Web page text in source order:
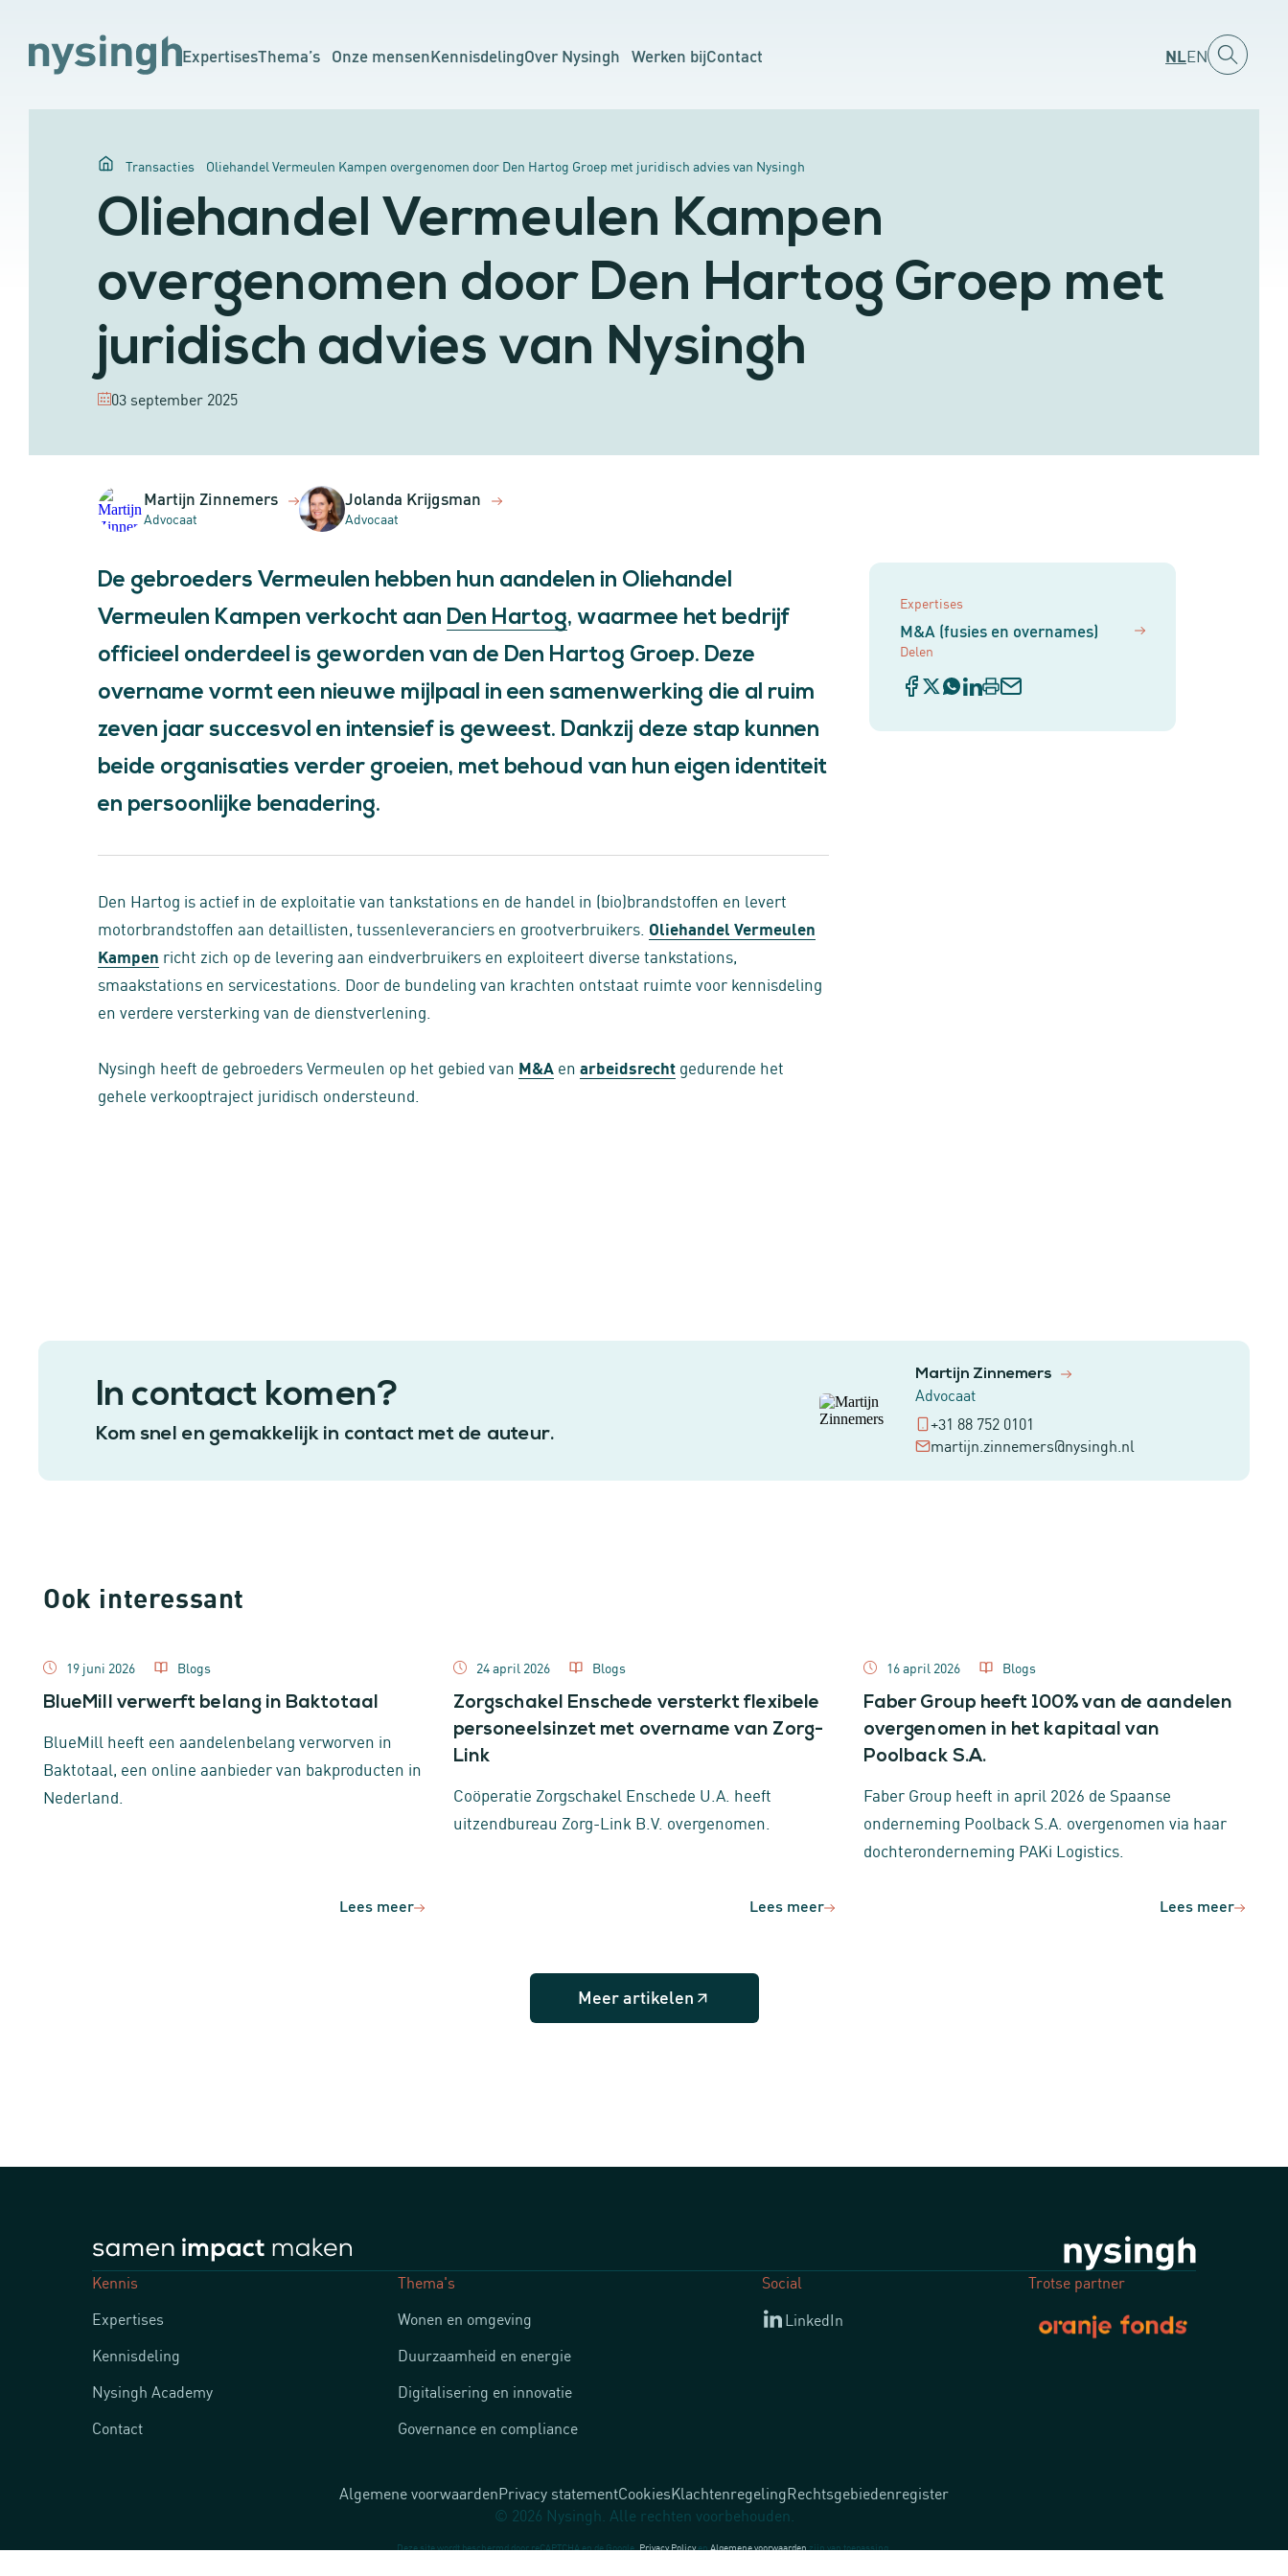
ExpertisesThema’s Onze mensenKennisdelingOver Nysingh Werken bijContact NLEN
Transacties Oliehandel Vermeulen Kampen overgenomen door Den Hartog Groep met juridisch advies van Nysingh
Oliehandel Vermeulen Kampen
overgenomen door Den Hartog Groep met
juridisch advies van Nysingh
03 september 2025
Martijn Zinnemers
Advocaat
Jolanda Krijgsman
Advocaat
De gebroeders Vermeulen hebben hun aandelen in Oliehandel
Vermeulen Kampen verkocht aan Den Hartog, waarmee het bedrijf
officieel onderdeel is geworden van de Den Hartog Groep. Deze
overname vormt een nieuwe mijlpaal in een samenwerking die al ruim
zeven jaar succesvol en intensief is geweest. Dankzij deze stap kunnen
beide organisaties verder groeien, met behoud van hun eigen identiteit
en persoonlijke benadering.
Den Hartog is actief in de exploitatie van tankstations en de handel in (bio)brandstoffen en levert
motorbrandstoffen aan detaillisten, tussenleveranciers en grootverbruikers. Oliehandel Vermeulen
Kampen richt zich op de levering aan eindverbruikers en exploiteert diverse tankstations,
smaakstations en servicestations. Door de bundeling van krachten ontstaat ruimte voor kennisdeling
en verdere versterking van de dienstverlening.
Nysingh heeft de gebroeders Vermeulen op het gebied van M&A en arbeidsrecht gedurende het
gehele verkooptraject juridisch ondersteund.
Expertises
M&A (fusies en overnames)
Delen
In contact komen?
Kom snel en gemakkelijk in contact met de auteur.
Martijn Zinnemers
Advocaat
+31 88 752 0101
martijn.zinnemers@nysingh.nl
Ook interessant
19 juni 2026
Blogs
BlueMill verwerft belang in Baktotaal
BlueMill heeft een aandelenbelang verworven in
Baktotaal, een online aanbieder van bakproducten in
Nederland.
Lees meer
24 april 2026
Blogs
Zorgschakel Enschede versterkt flexibele
personeelsinzet met overname van Zorg-
Link
Coöperatie Zorgschakel Enschede U.A. heeft
uitzendbureau Zorg-Link B.V. overgenomen.
Lees meer
16 april 2026
Blogs
Faber Group heeft 100% van de aandelen
overgenomen in het kapitaal van
Poolback S.A.
Faber Group heeft in april 2026 de Spaanse
onderneming Poolback S.A. overgenomen via haar
dochteronderneming PAKi Logistics.
Lees meer
Meer artikelen
Kennis
Expertises
Kennisdeling
Nysingh Academy
Contact
Thema's
Wonen en omgeving
Duurzaamheid en energie
Digitalisering en innovatie
Governance en compliance
Social
LinkedIn
Trotse partner
Algemene voorwaardenPrivacy statementCookiesKlachtenregelingRechtsgebiedenregister
© 2026 Nysingh. Alle rechten voorbehouden.
Deze site wordt beschermd door reCAPTCHA en de Google. Privacy Policyen Algemene voorwaarden zijn van toepassing.